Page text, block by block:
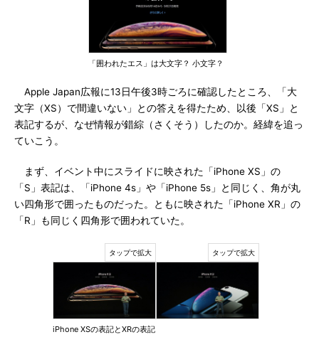
「囲われたエス」は大文字？ 小文字？
Apple Japan広報に13日午後3時ごろに確認したところ、「大
文字（XS）で間違いない」との答えを得たため、以後「XS」と
表記するが、なぜ情報が錯綜（さくそう）したのか。経緯を追っ
ていこう。
まず、イベント中にスライドに映された「iPhone XS」の
「S」表記は、「iPhone 4s」や「iPhone 5s」と同じく、角が丸
い四角形で囲ったものだった。ともに映された「iPhone XR」の
「R」も同じく四角形で囲われていた。
iPhone XSの表記とXRの表記